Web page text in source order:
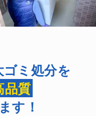
ミ処分を
品質
す！